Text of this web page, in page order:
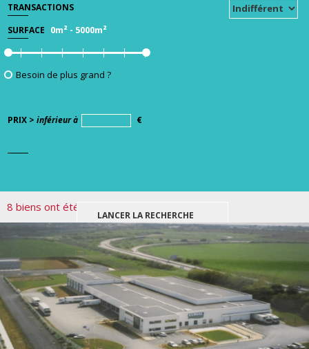
TRANSACTIONS
SURFACE 0m² - 5000m²
Besoin de plus grand ?
PRIX > inférieur à €
8 biens ont été trouvés pour votre recherche.